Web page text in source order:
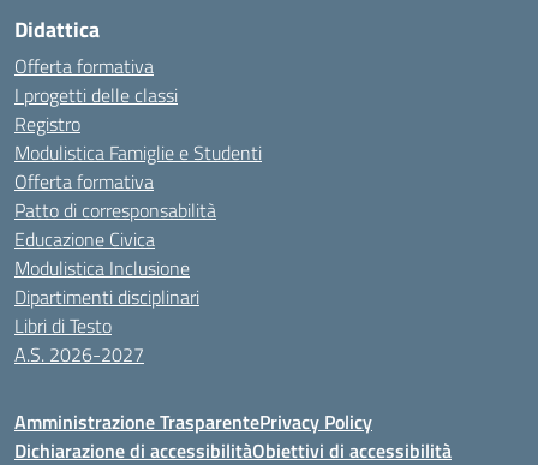
Didattica
Offerta formativa
I progetti delle classi
Registro
Modulistica Famiglie e Studenti
Offerta formativa
Patto di corresponsabilità
Educazione Civica
Modulistica Inclusione
Dipartimenti disciplinari
Libri di Testo
A.S. 2026-2027
Amministrazione TrasparentePrivacy Policy
Dichiarazione di accessibilitàObiettivi di accessibilità